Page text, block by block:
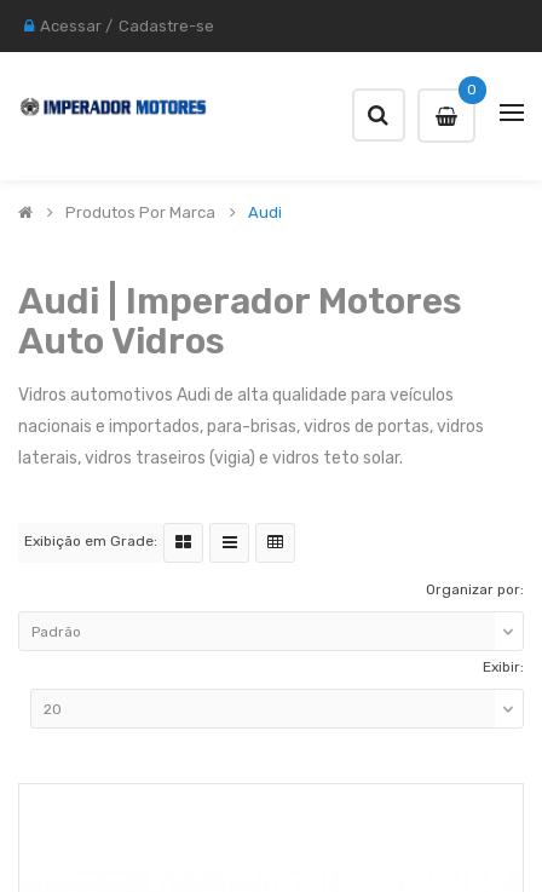
Acessar / Cadastre-se
0
Produtos Por Marca Audi
Audi | Imperador Motores
Auto Vidros
Vidros automotivos Audi de alta qualidade para veículos
nacionais e importados, para-brisas, vidros de portas, vidros
laterais, vidros traseiros (vigia) e vidros teto solar.
Exibição em Grade:
Organizar por:
Exibir: